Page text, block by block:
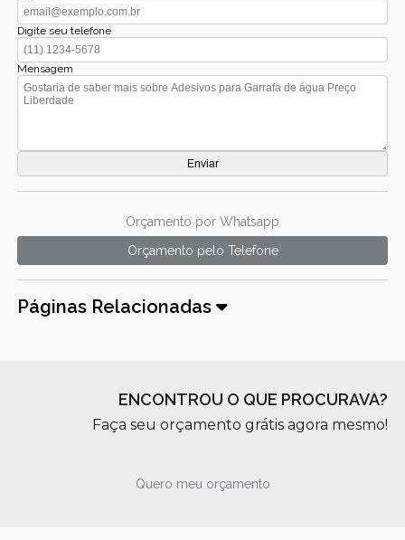
Digite seu telefone
Mensagem
Orçamento por Whatsapp
Orçamento pelo Telefone
Páginas Relacionadas
ENCONTROU O QUE PROCURAVA?
Faça seu orçamento grátis agora mesmo!
Quero meu orçamento